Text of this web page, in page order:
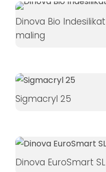
Dinova Bio
maling
Sigmacryl 25
Dinova EuroSmart SL
for at se
personligt
tilpasset
indhold og